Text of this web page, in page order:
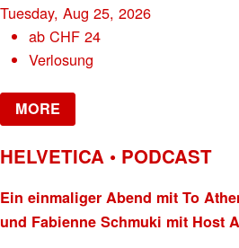
Tuesday, Aug 25, 2026
abCHF 24
Verlosung
MORE
HELVETICA • PODCAST
Ein einmaliger Abend mit To
und Fabienne Schmuki mit Host